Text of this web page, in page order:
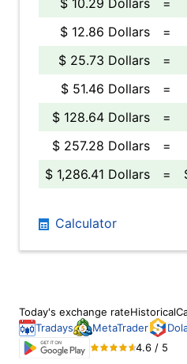
$ 10.29 Dollars
=
$ 12.86 Dollars
=
$ 25.73 Dollars
=
$ 51.46 Dollars
=
$ 128.64 Dollars
=
$ 257.28 Dollars
=
$ 1,286.41 Dollars
=
Calculator
Today's exchange rateHistorical
Tradays
MetaTrader
4.6 / 5